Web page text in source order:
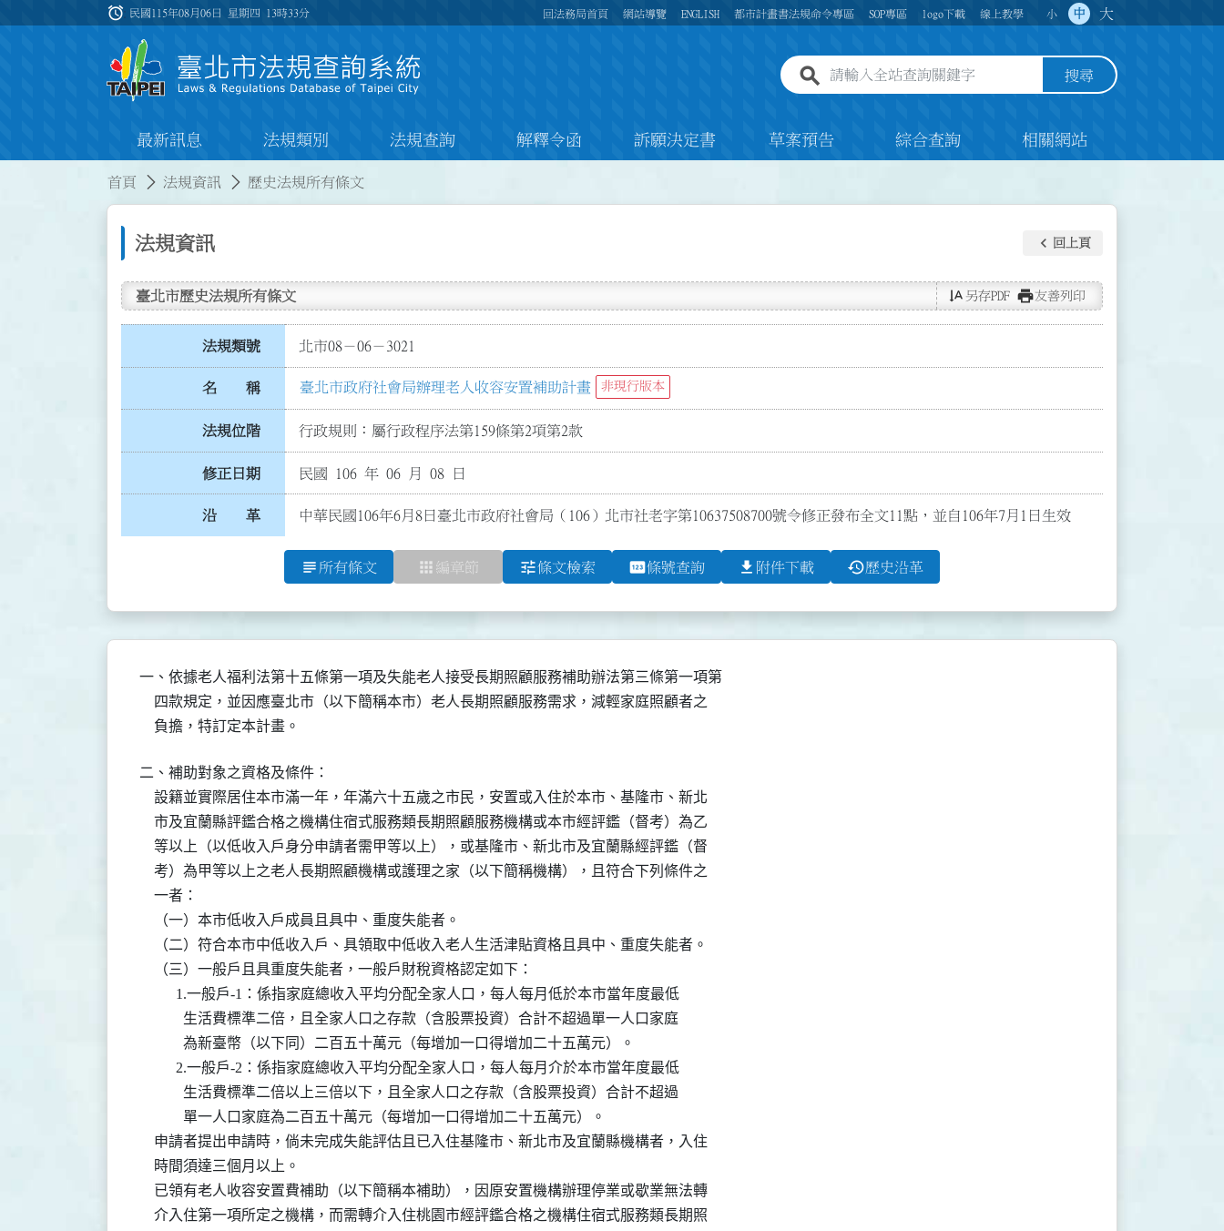
:::
alarm 民國115年08月06日 星期四 13時33分 回法務局首頁 網站導覽 ENGLISH 都市計畫書法規命令專區 SOP專區 logo下載 線上教學 小 中 大
全站查詢關鍵字欄位 搜尋
最新訊息 法規類別 法規查詢 解釋令函 訴願決定書 草案預告 綜合查詢 相關網站
首頁 法規資訊 歷史法規所有條文
法規資訊 keyboard_arrow_left 回上頁
臺北市歷史法規所有條文 text_rotate_vertical 另存PDF print友善列印
法規類號 北市08－06－3021
名 稱 臺北市政府社會局辦理老人收容安置補助計畫 非現行版本
法規位階 行政規則：屬行政程序法第159條第2項第2款
修正日期 民國 106 年 06 月 08 日
沿 革 中華民國106年6月8日臺北市政府社會局（106）北市社老字第10637508700號令修正發布全文11點，並自106年7月1日生效
subject 所有條文 apps 編章節 tune條文檢索 pin條號查詢 file_download 附件下載 history歷史沿革
一、依據老人福利法第十五條第一項及失能老人接受長期照顧服務補助辦法第三條第一項第
    四款規定，並因應臺北市（以下簡稱本市）老人長期照顧服務需求，減輕家庭照顧者之
    負擔，特訂定本計畫。
二、補助對象之資格及條件：
    設籍並實際居住本市滿一年，年滿六十五歲之市民，安置或入住於本市、基隆市、新北
    市及宜蘭縣評鑑合格之機構住宿式服務類長期照顧服務機構或本市經評鑑（督考）為乙
    等以上（以低收入戶身分申請者需甲等以上），或基隆市、新北市及宜蘭縣經評鑑（督
    考）為甲等以上之老人長期照顧機構或護理之家（以下簡稱機構），且符合下列條件之
    一者：
    （一）本市低收入戶成員且具中、重度失能者。
    （二）符合本市中低收入戶、具領取中低收入老人生活津貼資格且具中、重度失能者。
    （三）一般戶且具重度失能者，一般戶財稅資格認定如下：
          1.一般戶-1：係指家庭總收入平均分配全家人口，每人每月低於本市當年度最低
            生活費標準二倍，且全家人口之存款（含股票投資）合計不超過單一人口家庭
            為新臺幣（以下同）二百五十萬元（每增加一口得增加二十五萬元）。
          2.一般戶-2：係指家庭總收入平均分配全家人口，每人每月介於本市當年度最低
            生活費標準二倍以上三倍以下，且全家人口之存款（含股票投資）合計不超過
            單一人口家庭為二百五十萬元（每增加一口得增加二十五萬元）。
    申請者提出申請時，倘未完成失能評估且已入住基隆市、新北市及宜蘭縣機構者，入住
    時間須達三個月以上。
    已領有老人收容安置費補助（以下簡稱本補助），因原安置機構辦理停業或歇業無法轉
    介入住第一項所定之機構，而需轉介入住桃園市經評鑑合格之機構住宿式服務類長期照